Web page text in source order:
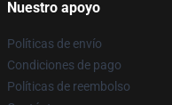
Nuestro apoyo
Políticas de envío
Condiciones de pago
Políticas de reembolso